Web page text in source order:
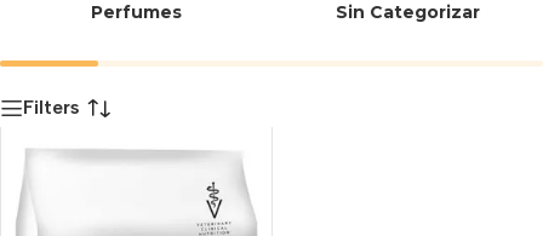
Perfumes Sin Categorizar
Filters